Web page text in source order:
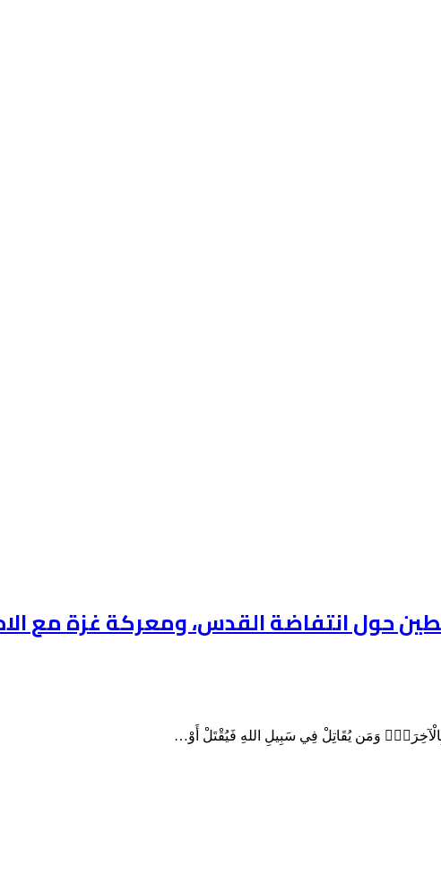
حول انتفاضة القدس، ومعركة غزة مع
بِالْآخِرَةِۚ وَمَن يُقَاتِلْ فِي سَبِيلِ اللهِ فَيُقْتَلْ أَوْ…